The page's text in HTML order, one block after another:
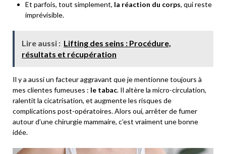
Et parfois, tout simplement, la réaction du corps, qui reste
imprévisible.
Lire aussi : Lifting des seins : Procédure,
résultats et récupération
Il y a aussi un facteur aggravant que je mentionne toujours à
mes clientes fumeuses : le tabac. Il altère la micro-circulation,
ralentit la cicatrisation, et augmente les risques de
complications post-opératoires. Alors oui, arrêter de fumer
autour d’une chirurgie mammaire, c’est vraiment une bonne
idée.